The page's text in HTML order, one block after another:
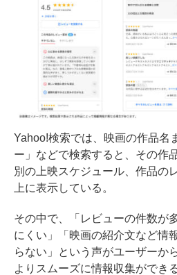
Yahoo!検索では、映画の作品名
ー」などで検索すると、その作
別の上映スケジュール、作品の
上に表示している。
その中で、「レビューの件数が
にくい」「映画の紹介文など情
らない」という声がユーザーか
よりスムーズに情報収集ができ